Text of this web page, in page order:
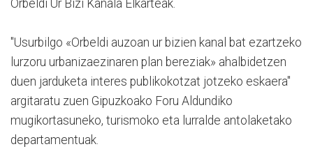
Orbeldi Ur Bizi Kanala Elkarteak.
"Usurbilgo «Orbeldi auzoan ur bizien kanal bat ezartzeko
lurzoru urbanizaezinaren plan bereziak» ahalbidetzen
duen jarduketa interes publikokotzat jotzeko eskaera"
argitaratu zuen Gipuzkoako Foru Aldundiko
mugikortasuneko, turismoko eta lurralde antolaketako
departamentuak.